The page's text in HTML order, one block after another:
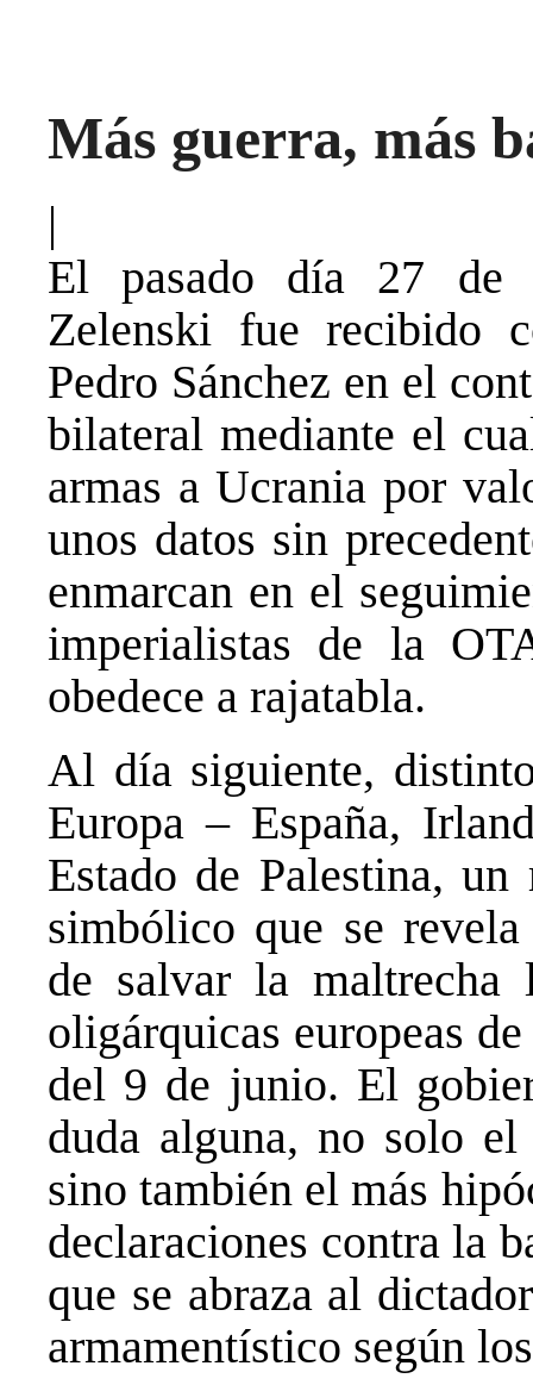
Más guerra, más
|
El pasado día 27 de
Zelenski fue recibido
Pedro Sánchez en el
bilateral mediante el
armas a Ucrania por
unos datos sin
enmarcan en el
imperialistas de la
obedece a rajatabla.
Al día siguiente,
Europa – España,
Estado de Palestina,
simbólico que se
de salvar la maltrecha
oligárquicas europeas
del 9 de junio. El
duda alguna, no solo
sino también el más
declaraciones contra la
que se abraza al
armamentístico según